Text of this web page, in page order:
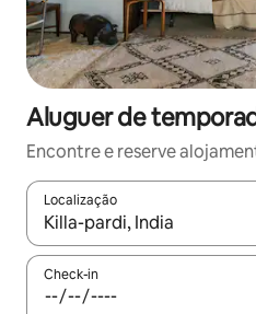
Aluguer de
Encontre e reserve
Localização
Quando os resultados
Check-in